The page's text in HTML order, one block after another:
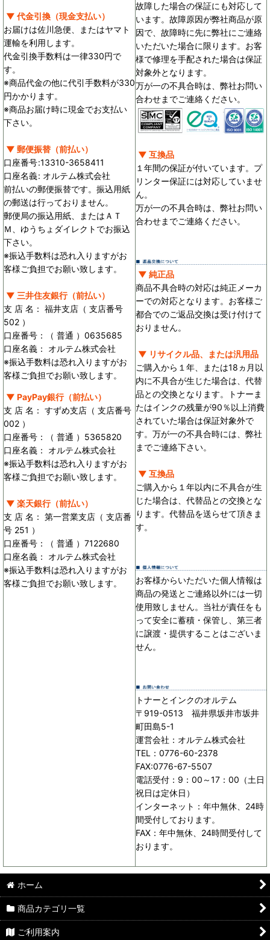
▼ 代金引換（現金支払い）
お届けは佐川急便、またはヤマト
運輸を利用します。
代金引換手数料は一律330円で
す。
※商品代金の他に代引手数料が330
円かかります。
※商品お届け時に現金でお支払い
下さい。
▼ 郵便振替（前払い）
口座番号:13310-3658411
口座名義: オルテム株式会社
前払いの郵便振替です。振込用紙
の郵送は行っておりません。
郵便局の振込用紙、またはＡＴ
Ｍ、ゆうちょダイレクトでお振込
下さい。
※振込手数料は恐れ入りますがお
客様ご負担でお願い致します。
▼ 三井住友銀行（前払い）
支 店 名： 福井支店（ 支店番号
502 ）
口座番号：（ 普通 ）0635685
口座名義： オルテム株式会社
※振込手数料は恐れ入りますがお
客様ご負担でお願い致します。
▼ PayPay銀行（前払い）
支 店 名： すずめ支店（ 支店番号
002 ）
口座番号：（ 普通 ）5365820
口座名義： オルテム株式会社
※振込手数料は恐れ入りますがお
客様ご負担でお願い致します。
▼ 楽天銀行（前払い）
支 店 名： 第一営業支店（ 支店番
号 251 ）
口座番号：（ 普通 ）7122680
口座名義： オルテム株式会社
※振込手数料は恐れ入りますがお
客様ご負担でお願い致します。
故障した場合の保証にも対応して
います。故障原因が弊社商品が原
因で、故障時に先に弊社にご連絡
いただいた場合に限ります。お客
様で修理を手配された場合は保証
対象外となります。
万が一の不具合時は、弊社お問い
合わせまでご連絡ください。
▼ 互換品
１年間の保証が付いています。プ
リンター保証には対応していませ
ん。
万が一の不具合時は、弊社お問い
合わせまでご連絡ください。
▼ 純正品
商品不具合時の対応は純正メーカ
ーでの対応となります。お客様ご
都合でのご返品交換は受け付けて
おりません。
▼ リサイクル品、または汎用品
ご購入から１年、または18ヵ月以
内に不具合が生じた場合は、代替
品との交換となります。トナーま
たはインクの残量が90％以上消費
されていた場合は保証対象外で
す。万が一の不具合時には、弊社
までご連絡下さい。
▼ 互換品
ご購入から１年以内に不具合が生
じた場合は、代替品との交換とな
ります。代替品を送らせて頂きま
す。
お客様からいただいた個人情報は
商品の発送とご連絡以外には一切
使用致しません。当社が責任をも
って安全に蓄積・保管し、第三者
に譲渡・提供することはございま
せん。
トナーとインクのオルテム
〒919-0513 福井県坂井市坂井
町田島5-1
運営会社：オルテム株式会社
TEL：0776-60-2378
FAX:0776-67-5507
電話受付：9：00～17：00（土日
祝日は定休日）
インターネット：年中無休、24時
間受付しております。
FAX：年中無休、24時間受付して
おります。
ホーム
商品カテゴリ一覧
ご利用案内